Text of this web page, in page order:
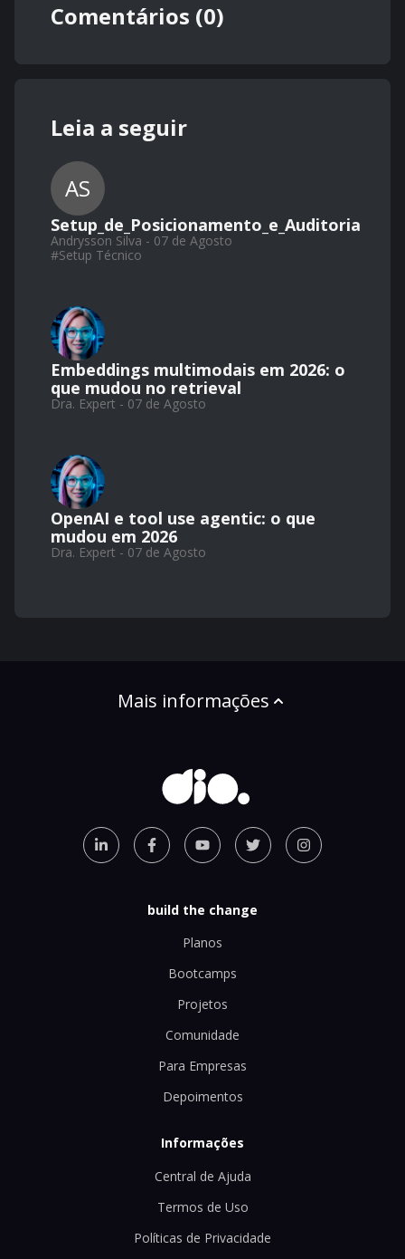
Comentários (0)
Leia a seguir
AS
Setup_de_Posicionamento_e_Auditoria
Andrysson Silva - 07 de Agosto
#Setup Técnico
Embeddings multimodais em 2026: o
que mudou no retrieval
Dra. Expert - 07 de Agosto
OpenAI e tool use agentic: o que
mudou em 2026
Dra. Expert - 07 de Agosto
Mais informações
build the change
Planos
Bootcamps
Projetos
Comunidade
Para Empresas
Depoimentos
Informações
Central de Ajuda
Termos de Uso
Políticas de Privacidade